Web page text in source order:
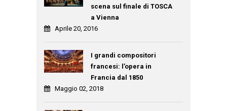
scena sul finale di TOSCA
a Vienna
Aprile 20, 2016
I grandi compositori
francesi: l’opera in
Francia dal 1850
Maggio 02, 2018